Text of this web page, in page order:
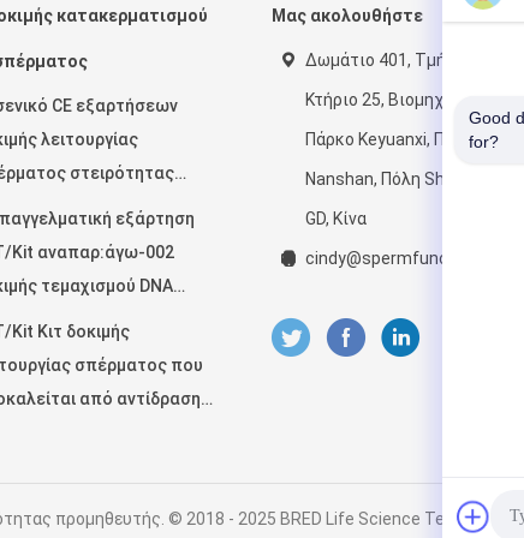
κατακερματισμού
CE εξαρτήσεων
λειτουργίας
στειρότητας
εξάρτηση
Kit αναπαρ:άγω-002
τεμαχισμού DNA
εύκολη λειτουργεί
Kit Κιτ δοκιμής
σπέρματος που
από αντίδραση
Μας ακολουθήστε
Δωμάτιο 401, Τμήμα 2,
Κτήριο 25, Βιομηχανικό
Πάρκο Keyuanxi, Περιοχή
Nanshan, Πόλη Shenzhen,
GD, Κίνα
cindy@spermfunc.com
προμηθευτής. © 2018 - 2025 BRED Life Science Technology
Good
for?